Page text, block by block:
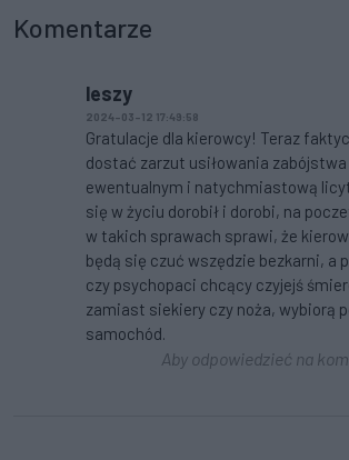
Komentarze
leszy
2024-03-12 17:49:58
Gratulacje dla kierowcy! Teraz
dostać zarzut usiłowania
ewentualnym i natychmiastową
się w życiu dorobił i dorobi, na
w takich sprawach sprawi, że
będą się czuć wszędzie bezkarni, a
czy psychopaci chcący czyjejś
zamiast siekiery czy noża, wybiorą
samochód.
Aby odpowiedzieć na